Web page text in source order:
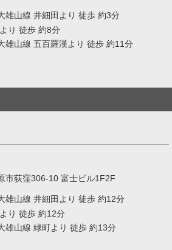
雄山線 井細田より 徒歩 約3分
り 徒歩 約8分
雄山線 五百羅漢より 徒歩 約11分
市荻窪306-10 富士ビル1F2F
雄山線 井細田より 徒歩 約12分
り 徒歩 約12分
雄山線 緑町より 徒歩 約13分